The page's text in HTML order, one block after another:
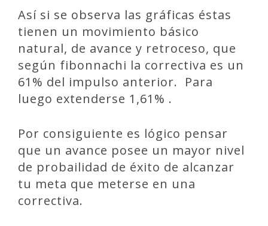
Así si se observa las gráficas éstas
tienen un movimiento básico
natural, de avance y retroceso, que
según fibonnachi la correctiva es un
61% del impulso anterior. Para
luego extenderse 1,61% .
Por consiguiente es lógico pensar
que un avance posee un mayor nivel
de probailidad de éxito de alcanzar
tu meta que meterse en una
correctiva.